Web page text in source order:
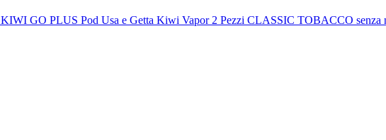
KIWI GO PLUS Pod Usa e Getta Kiwi Vapor 2 Pezzi CLASSIC TOBACCO senza